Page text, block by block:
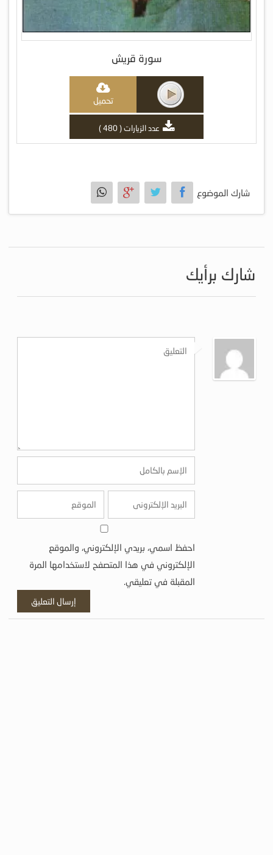
سورة قريش
تحميل
عدد الزيارات ( 480 )
شارك الموضوع
شارك برأيك
احفظ اسمي، بريدي الإلكتروني، والموقع
الإلكتروني في هذا المتصفح لاستخدامها المرة
المقبلة في تعليقي.